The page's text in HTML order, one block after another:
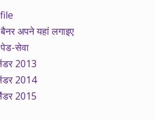
अपने यहां लगाइए
सेवा
2013
2014
2015